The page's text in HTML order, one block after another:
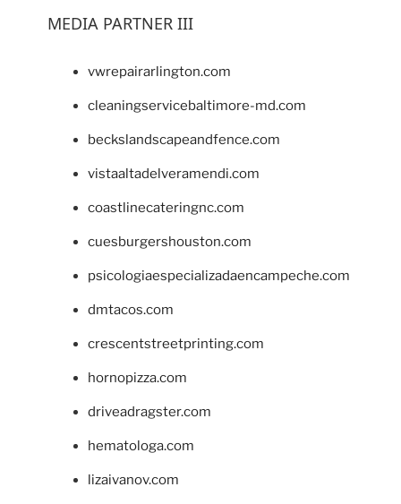
MEDIA PARTNER III
vwrepairarlington.com
cleaningservicebaltimore-md.com
beckslandscapeandfence.com
vistaaltadelveramendi.com
coastlinecateringnc.com
cuesburgershouston.com
psicologiaespecializadaencampeche.com
dmtacos.com
crescentstreetprinting.com
hornopizza.com
driveadragster.com
hematologa.com
lizaivanov.com